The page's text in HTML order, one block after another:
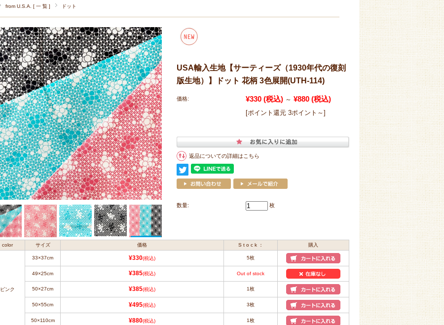
from U.S.A. [ 一 覧 ]
ドット
USA輸入生地【サーティーズ（1930年代の復刻
版生地）】ドット 花柄 3色展開(UTH-114)
価格: ¥330 (税込) ～ ¥880 (税込)
[ポイント還元 3ポイント～]
返品についての詳細はこちら
数量: 枚
color サイズ 価格 S t o c k ： 購入
ピンク
33×37cm ¥330(税込) 5枚
49×25cm ¥385(税込) Out of stock
50×27cm ¥385(税込) 1枚
50×55cm ¥495(税込) 3枚
50×110cm ¥880(税込) 1枚